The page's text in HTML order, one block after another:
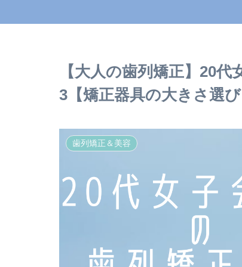
【大人の歯列矯正】20
3【矯正器具の大きさ選び
歯列矯正＆美容